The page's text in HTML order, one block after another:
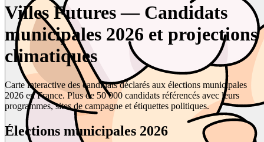
Villes Futures — Candidats
municipales 2026 et projections
climatiques
Carte interactive des candidats déclarés aux élections municipales
2026 en France. Plus de 50 000 candidats référencés avec leurs
programmes, sites de campagne et étiquettes politiques.
Élections municipales 2026